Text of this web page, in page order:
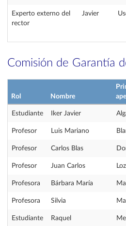
Experto externo del
rector
Javier
Comisión de Garantía
Rol Nombre
Estudiante Iker Javier
Profesor Luis Mariano
Profesor Carlos Blas
Profesor Juan Carlos
Profesora Bárbara María
Profesora Silvia
Estudiante Raquel